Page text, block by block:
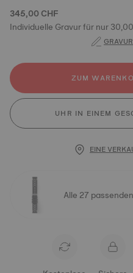
345,00 CHF
Individuelle Gravur für nur
ZUM
UHR IN EINEM
EINE
Alle 27